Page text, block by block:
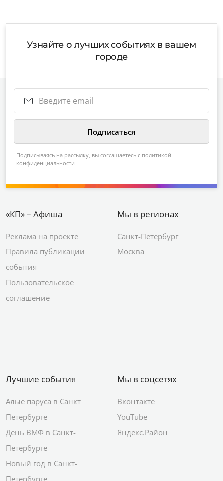
Узнайте о лучших событиях в вашем
городе
Подписываясь на рассылку, вы соглашаетесь с политикой
конфиденциальности
«КП» – Афиша
Реклама на проекте
Правила публикации
события
Пользовательское
соглашение
Мы в регионах
Санкт-Петербург
Москва
Лучшие события
Алые паруса в Санкт
Петербурге
День ВМФ в Санкт-
Петербурге
Новый год в Санкт-
Петербурге
Мы в соцсетях
Вконтакте
YouTube
Яндекс.Район